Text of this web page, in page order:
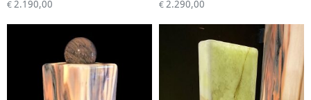
€2.190,00 €2.290,00